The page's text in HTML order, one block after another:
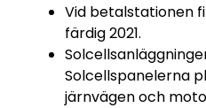
Vid betalstationen
färdig 2021.
Solcellspanelerna
järnvägen och